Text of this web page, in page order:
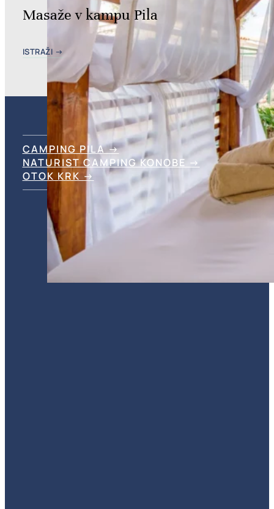
Masaže v kampu Pila
ISTRAŽI →
CAMPING PILA →
NATURIST CAMPING KONOBE →
OTOK KRK →